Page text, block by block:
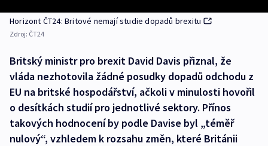
Horizont ČT24: Britové nemají studie dopadů brexitu
Zdroj: ČT24
Britský ministr pro brexit David Davis přiznal, že
vláda nezhotovila žádné posudky dopadů odchodu z
EU na britské hospodářství, ačkoli v minulosti hovořil
o desítkách studií pro jednotlivé sektory. Přínos
takových hodnocení by podle Davise byl „téměř
nulový“, vzhledem k rozsahu změn, které Británii